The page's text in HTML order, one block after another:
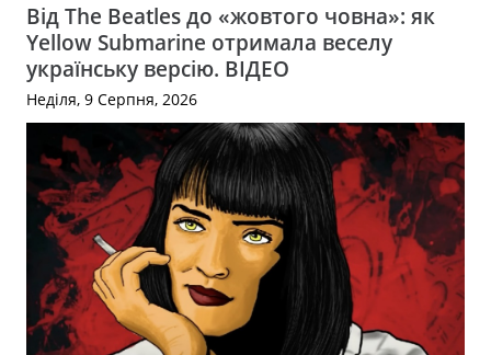
Від The Beatles до «жовтого човна»: як
Yellow Submarine отримала веселу
українську версію. ВІДЕО
Неділя, 9 Серпня, 2026